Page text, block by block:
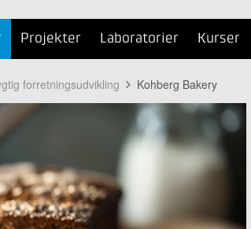
Projekter Laboratorier Kurser
forretningsudvikling Kohberg Bakery